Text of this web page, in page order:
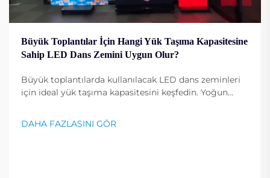
Büyük Toplantılar İçin Hangi Yük Taşıma Kapasitesine
Sahip LED Dans Zemini Uygun Olur?
Büyük toplantılarda kullanılacak LED dans zeminleri
için ideal yük taşıma kapasitesini keşfedin. Yoğun
sağlayın. Uzman önerilerini alın.
DAHA FAZLASINI GÖR